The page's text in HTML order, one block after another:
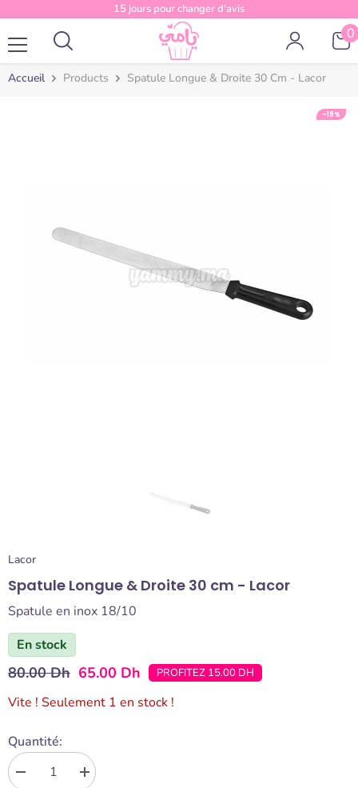
15 jours pour changer d'avis
00
Accueil Products Spatule Longue & Droite 30 Cm - Lacor
-19%
Lacor
Spatule Longue & Droite 30 cm - Lacor
Spatule en inox 18/10
En stock
80.00 Dh 65.00 Dh PROFITEZ 15.00 DH
Vite ! Seulement 1 en stock !
Quantité:
Diminuer
Augmenter